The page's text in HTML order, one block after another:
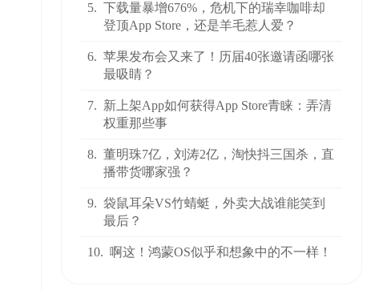
5. 下载量暴增676%，危机下的瑞幸咖啡却
登顶App Store，还是羊毛惹人爱？
6. 苹果发布会又来了！历届40张邀请函哪张
最吸睛？
7. 新上架App如何获得App Store青睐：弄清
权重那些事
8. 董明珠7亿，刘涛2亿，淘快抖三国杀，直
播带货哪家强？
9. 袋鼠耳朵VS竹蜻蜓，外卖大战谁能笑到
最后？
10. 啊这！鸿蒙OS似乎和想象中的不一样！